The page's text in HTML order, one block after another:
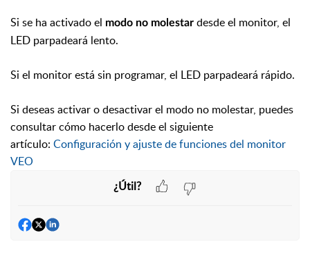
Si se ha activado el modo no molestar desde el monitor, el
LED parpadeará lento.
Si el monitor está sin programar, el LED parpadeará rápido.
Si deseas activar o desactivar el modo no molestar, puedes
consultar cómo hacerlo desde el siguiente
artículo: Configuración y ajuste de funciones del monitor
VEO
¿Útil?